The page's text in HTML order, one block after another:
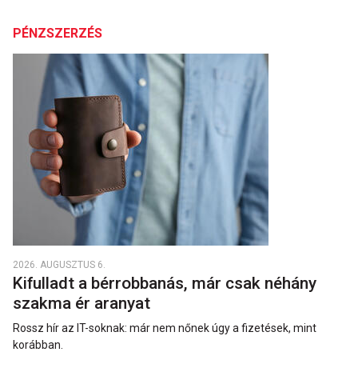
PÉNZSZERZÉS
2026. AUGUSZTUS 6.
Kifulladt a bérrobbanás, már csak néhány
szakma ér aranyat
Rossz hír az IT-soknak: már nem nőnek úgy a fizetések, mint
korábban.